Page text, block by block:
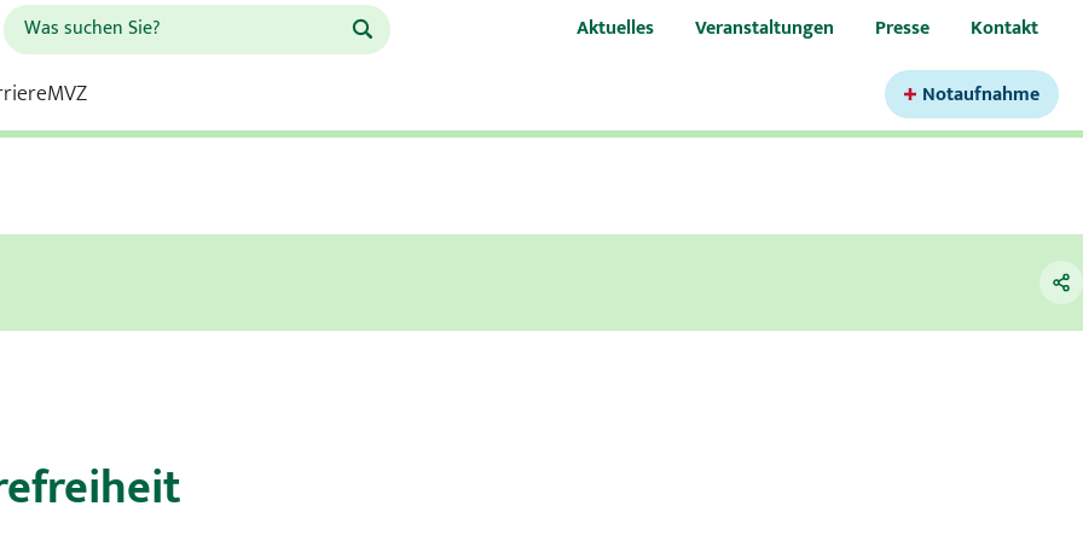
Aktuelles Veranstaltungen Presse Kontakt
MVZ Notaufnahme
Franziskus Krankenhaus
Schule für Gesundheitsberufe